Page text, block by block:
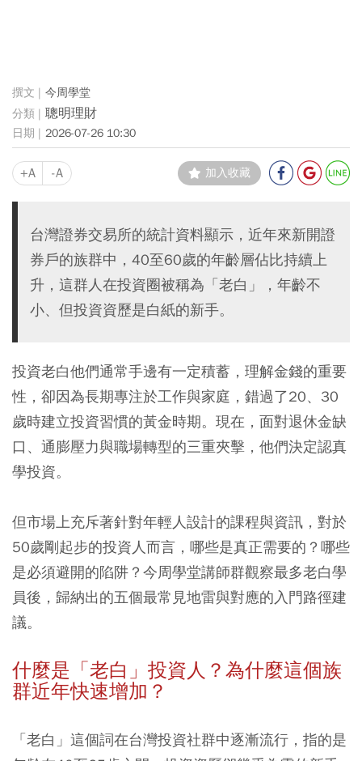
今周學堂
聰明理財
2026-07-26 10:30
+A -A 加入收藏
台灣證券交易所的統計資料顯示，近年來新開證
券戶的族群中，40至60歲的年齡層佔比持續上
升，這群人在投資圈被稱為「老白」，年齡不
小、但投資資歷是白紙的新手。
投資老白他們通常手邊有一定積蓄，理解金錢的重要
性，卻因為長期專注於工作與家庭，錯過了20、30
歲時建立投資習慣的黃金時期。現在，面對退休金缺
口、通膨壓力與職場轉型的三重夾擊，他們決定認真
學投資。
但市場上充斥著針對年輕人設計的課程與資訊，對於
50歲剛起步的投資人而言，哪些是真正需要的？哪些
是必須避開的陷阱？今周學堂講師群觀察最多老白學
員後，歸納出的五個最常見地雷與對應的入門路徑建
議。
什麼是「老白」投資人？為什麼這個族
群近年快速增加？
「老白」這個詞在台灣投資社群中逐漸流行，指的是